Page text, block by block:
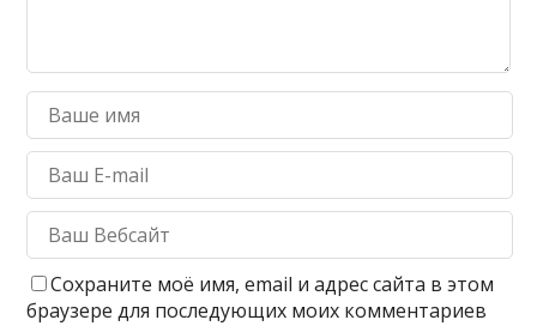
Сохраните моё имя, email и адрес сайта в этом
браузере для последующих моих комментариев